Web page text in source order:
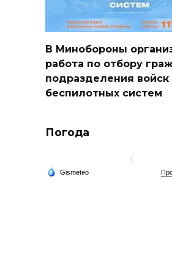
В Минобороны
работа по отбору
подразделения войск
беспилотных систем
Погода